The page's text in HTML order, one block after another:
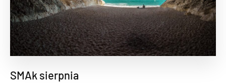
SMAk sierpnia